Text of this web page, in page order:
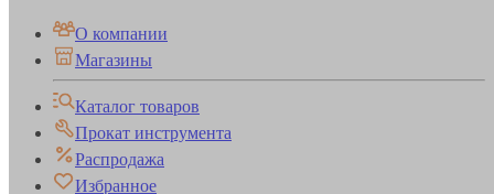
О компании
Магазины
Каталог товаров
Прокат инструмента
Распродажа
Избранное